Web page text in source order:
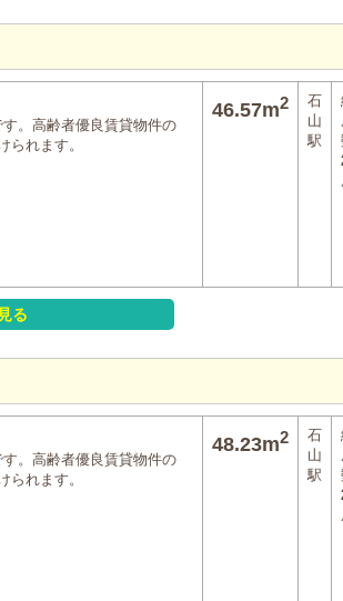
。高齢者優良賃貸物件の
られます。
46.57m2
石
山
駅
る
。高齢者優良賃貸物件の
られます。
48.23m2
石
山
駅